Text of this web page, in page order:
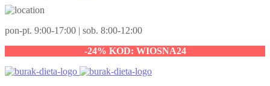
pon-pt. 9:00-17:00 | sob. 8:00-12:00
-24% KOD: WIOSNA24